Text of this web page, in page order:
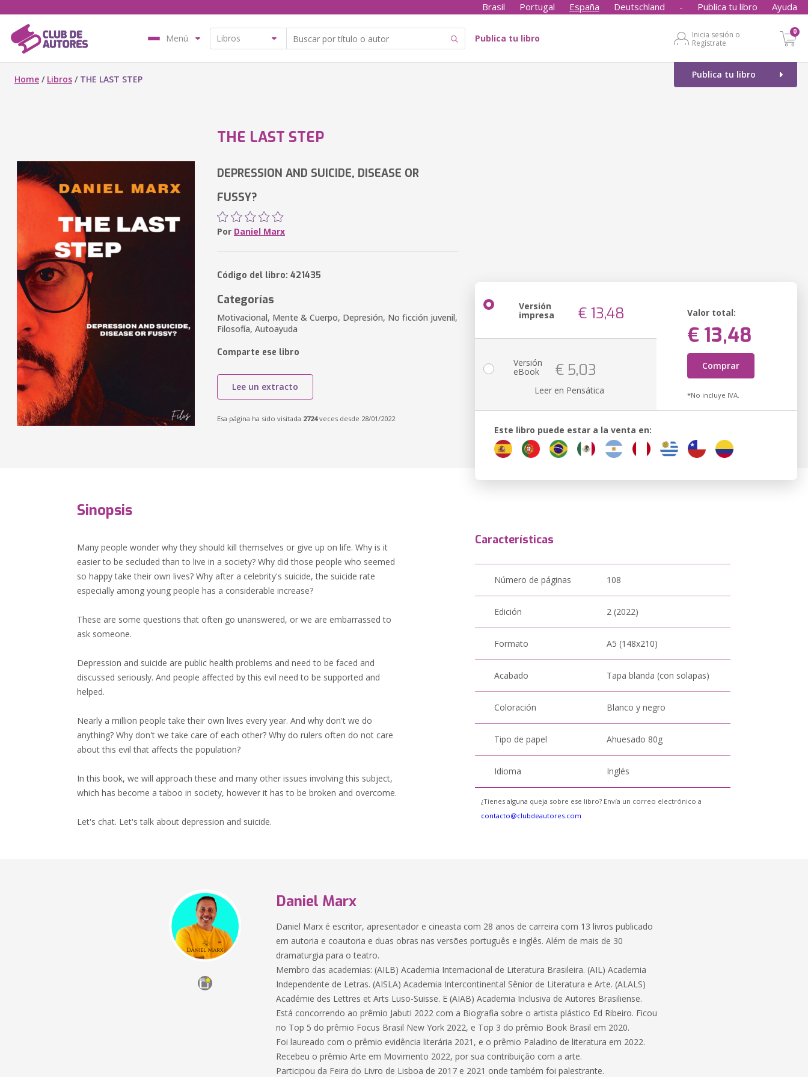
Brasil Portugal España Deutschland - Publica tu libro Ayuda
Menú Publica tu libro
Inicia sesión o
Regístrate
0
Publica tu libro
Home / Libros / THE LAST STEP
THE LAST STEP
DEPRESSION AND SUICIDE, DISEASE OR
FUSSY?
Por Daniel Marx
Código del libro: 421435
Categorías
Motivacional, Mente & Cuerpo, Depresión, No ficción juvenil,
Filosofía, Autoayuda
Comparte ese libro
Lee un extracto
Esa página ha sido visitada 2724veces desde 28/01/2022
Versión
impresa € 13,48 Valor total:
€ 13,48
Comprar
*No incluye IVA.
Versión
eBook € 5,03
Leer en Pensática
Este libro puede estar a la venta en:
Sinopsis
Many people wonder why they should kill themselves or give up on life. Why is it
easier to be secluded than to live in a society? Why did those people who seemed
so happy take their own lives? Why after a celebrity's suicide, the suicide rate
especially among young people has a considerable increase?
These are some questions that often go unanswered, or we are embarrassed to
ask someone.
Depression and suicide are public health problems and need to be faced and
discussed seriously. And people affected by this evil need to be supported and
helped.
Nearly a million people take their own lives every year. And why don't we do
anything? Why don't we take care of each other? Why do rulers often do not care
about this evil that affects the population?
In this book, we will approach these and many other issues involving this subject,
which has become a taboo in society, however it has to be broken and overcome.
Let's chat. Let's talk about depression and suicide.
Características
Número de páginas 108
Edición 2 (2022)
Formato A5 (148x210)
Acabado Tapa blanda (con solapas)
Coloración Blanco y negro
Tipo de papel Ahuesado 80g
Idioma Inglés
¿Tienes alguna queja sobre ese libro? Envía un correo electrónico a
contacto@clubdeautores.com
Daniel Marx
Daniel Marx é escritor, apresentador e cineasta com 28 anos de carreira com 13 livros publicado
em autoria e coautoria e duas obras nas versões português e inglês. Além de mais de 30
dramaturgia para o teatro.
Membro das academias: (AILB) Academia Internacional de Literatura Brasileira. (AIL) Academia
Independente de Letras. (AISLA) Academia Intercontinental Sênior de Literatura e Arte. (ALALS)
Académie des Lettres et Arts Luso-Suisse. E (AIAB) Academia Inclusiva de Autores Brasiliense.
Está concorrendo ao prêmio Jabuti 2022 com a Biografia sobre o artista plástico Ed Ribeiro. Ficou
no Top 5 do prêmio Focus Brasil New York 2022, e Top 3 do prêmio Book Brasil em 2020.
Foi laureado com o prêmio evidência literária 2021, e o prêmio Paladino de literatura em 2022.
Recebeu o prêmio Arte em Movimento 2022, por sua contribuição com a arte.
Participou da Feira do Livro de Lisboa de 2017 e 2021 onde também foi palestrante.